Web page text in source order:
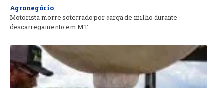
Agronegócio
Motorista morre soterrado por carga de milho durante
descarregamento em MT